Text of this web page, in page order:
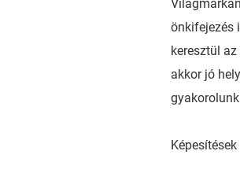
önkifejezés
keresztül
akkor jó
Képesítések